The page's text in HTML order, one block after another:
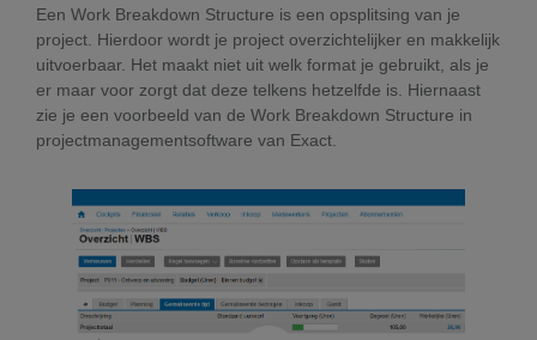
Een Work Breakdown Structure is een opsplitsing van je
project. Hierdoor wordt je project overzichtelijker en makkelijk
uitvoerbaar. Het maakt niet uit welk format je gebruikt, als je
er maar voor zorgt dat deze telkens hetzelfde is. Hiernaast
zie je een voorbeeld van de Work Breakdown Structure in
projectmanagementsoftware van Exact.